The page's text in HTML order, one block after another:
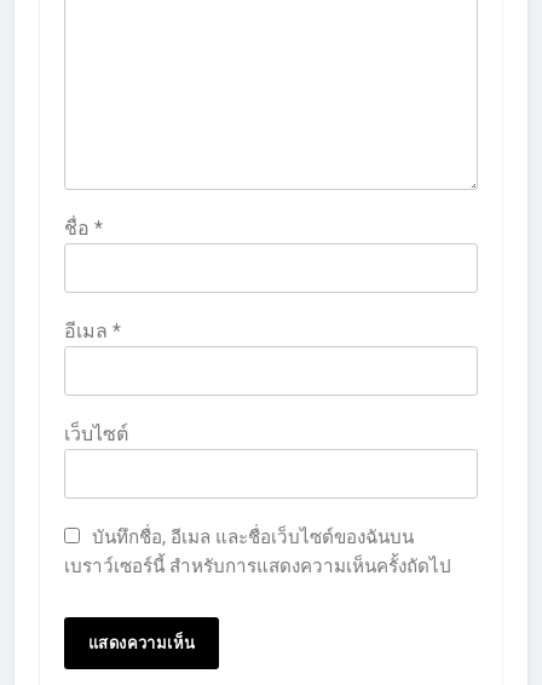
ชื่อ *
อีเมล *
เว็บไซต์
บันทึกชื่อ, อีเมล และชื่อเว็บไซต์ของฉันบน
เบราว์เซอร์นี้ สำหรับการแสดงความเห็นครั้งถัดไป